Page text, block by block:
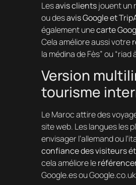
Lesavis clientsjouent un
ou desavis Google et
également unecarte
Cela améliore aussi votre
la médina de Fès” ou
Version
tourisme
Le Maroc attire des
site web. Les langues les
envisager l’allemand ou
confiance des visiteurs
cela améliore le
Google.es ou